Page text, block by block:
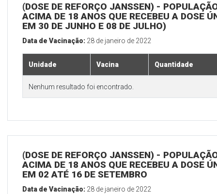
(DOSE DE REFORÇO JANSSEN) -
ACIMA DE 18 ANOS QUE RECEBEU A DOSE
EM 30 DE JUNHO E 08 DE JULHO)
Data de Vacinação: 28 de janeiro de 2022
Unidade Vacina Quantidade
Nenhum resultado foi encontrado.
(DOSE DE REFORÇO JANSSEN) -
ACIMA DE 18 ANOS QUE RECEBEU A DOSE
EM 02 ATÉ 16 DE SETEMBRO
Data de Vacinação: 28 de janeiro de 2022